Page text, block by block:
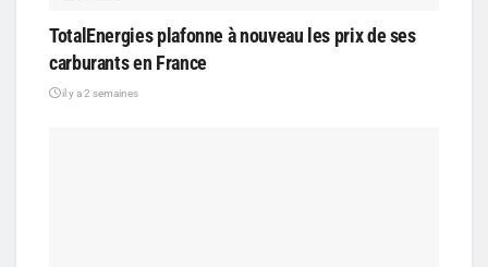
TotalEnergies plafonne à nouveau les prix de ses
carburants en France
il y a 2 semaines